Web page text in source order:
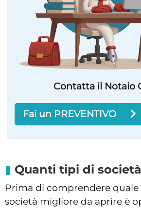
Contatta il Notaio
Fai un PREVENTIVO
Quanti tipi di
Prima di comprendere quale
società migliore da aprire è